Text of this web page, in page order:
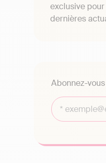
exclusive
dernières
Abonnez-